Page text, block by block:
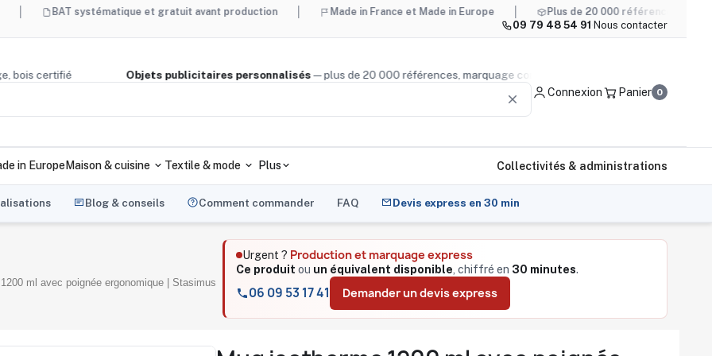
BAT systématique et gratuit avant production Made in France et Made in Europe
Plus de 20 000 références, marquage
09 79 48 54 91 · Nous contacter
liège, bois certifié Objets publicitaires personnalisés— plus de 20 000 références, marquage compris
clear Connexion Panier 0
in EuropeMaison & cuisine Textile & mode Plus Collectivités & administrations
Blog & conseils Comment commander FAQ Devis express en 30 min
ml avec poignée ergonomique | Stasimus
Urgent ? Production et marquage express
Ce produit ou un équivalent disponible, chiffré en 30 minutes.
06 09 53 17 41 Demander un devis express